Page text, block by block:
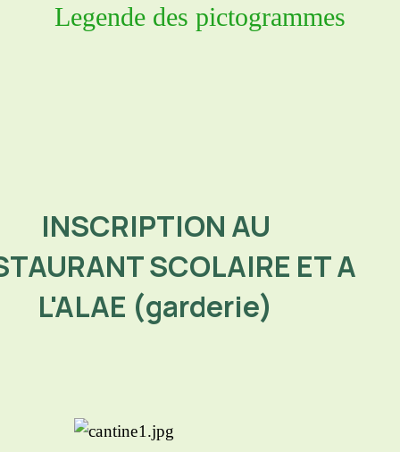
Legende des pictogrammes
INSCRIPTION AU
SCOLAIRE ET A
L'ALAE (garderie)